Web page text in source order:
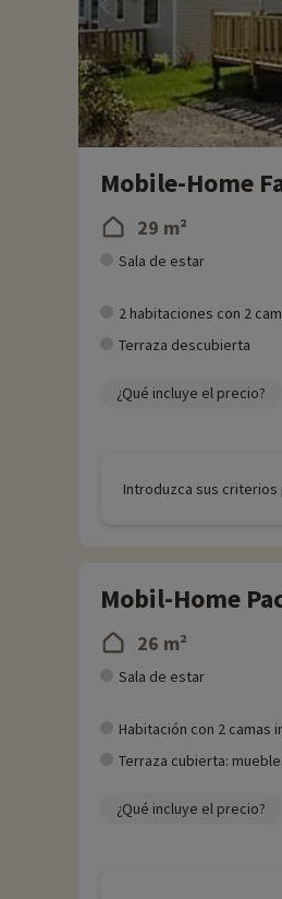
Mobile-Home
29 m²
Sala de estar
2 habitaciones con 2
Terraza descubierta
¿Qué incluye el precio?
Introduzca sus
Mobil-Home
26 m²
Sala de estar
Habitación con 2 camas
Terraza cubierta:
¿Qué incluye el precio?